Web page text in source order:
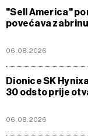
"Sell America"
povećava
06.08.2026
Dionice SK
30 odsto prije
06.08.2026